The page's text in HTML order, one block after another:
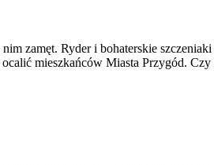
zamęt. Ryder i bohaterskie
mieszkańców Miasta Przygód.